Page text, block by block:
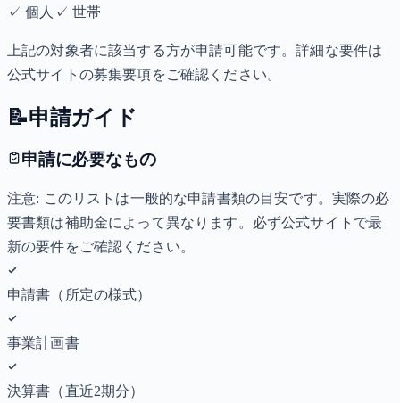
✓個人 ✓ 世帯
上記の対象者に該当する方が申請可能です。詳細な要件は
公式サイトの募集要項をご確認ください。
📝申請ガイド
申請に必要なもの
注意: このリストは一般的な申請書類の目安です。実際の必
要書類は補助金によって異なります。必ず公式サイトで最
新の要件をご確認ください。
申請書（所定の様式）
事業計画書
決算書（直近2期分）